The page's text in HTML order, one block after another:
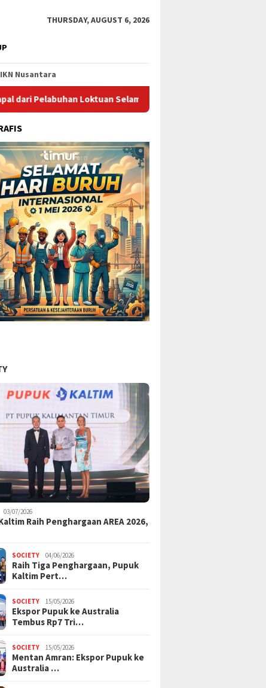
THURSDAY, AUGUST 6, 2026
IKN Nusantara
Loktuan Selama Juli 2026
03/07/2026
Raih Penghargaan AREA 2026,
SOCIETY 04/06/2026
Raih Tiga Penghargaan, Pupuk
Kaltim Pert…
SOCIETY 15/05/2026
Ekspor Pupuk ke Australia
Tembus Rp7 Tri…
SOCIETY 15/05/2026
Mentan Amran: Ekspor Pupuk ke
Australia …